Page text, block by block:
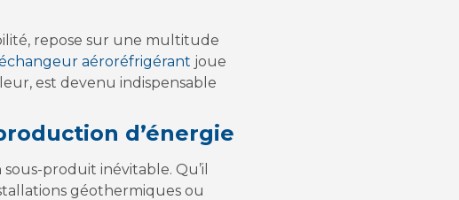
repose sur une multitude
aéroréfrigérant joue
est devenu indispensable
d’énergie
produit inévitable. Qu’il
géothermiques ou